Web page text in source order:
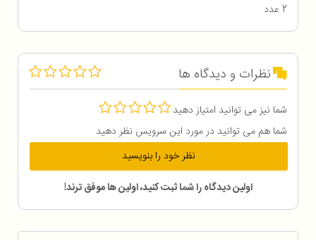
2 عدد
نظرات و دیدگاه ها
شما نیز می توانید امتیاز دهید
شما هم می توانید در مورد این سرویس نظر دهید
نظر خود را بنویسید
اولین دیدگاه را شما ثبت کنید، اولین ها موفق ترند!